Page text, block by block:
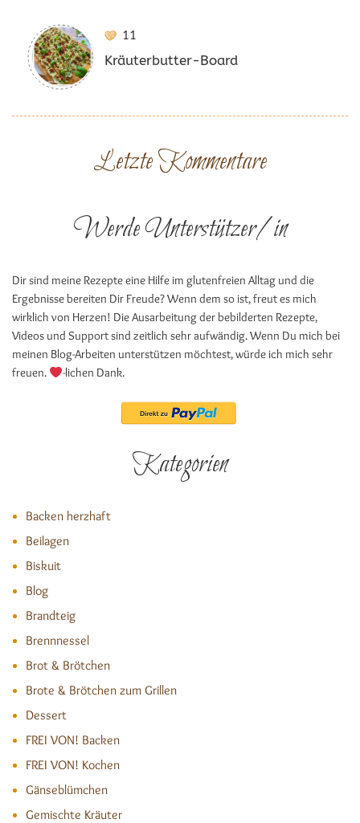
11
Kräuterbutter-Board
Letzte Kommentare
Werde Unterstützer/in
Dir sind meine Rezepte eine Hilfe im glutenfreien Alltag und die
Ergebnisse bereiten Dir Freude? Wenn dem so ist, freut es mich
wirklich von Herzen! Die Ausarbeitung der bebilderten Rezepte,
Videos und Support sind zeitlich sehr aufwändig. Wenn Du mich bei
meinen Blog-Arbeiten unterstützen möchtest, würde ich mich sehr
freuen.
-lichen Dank.
Kategorien
Backen herzhaft
Beilagen
Biskuit
Blog
Brandteig
Brennnessel
Brot & Brötchen
Brote & Brötchen zum Grillen
Dessert
FREI VON! Backen
FREI VON! Kochen
Gänseblümchen
Gemischte Kräuter